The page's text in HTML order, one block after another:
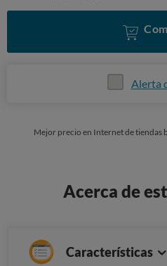
Alerta
Mejor precio en Internet de tiendas
Acerca de
Características